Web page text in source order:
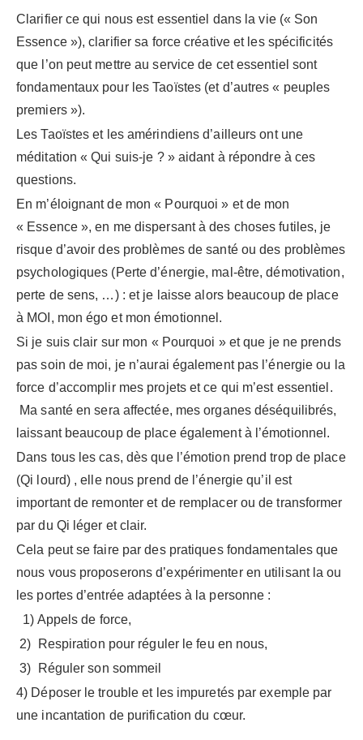
Clarifier ce qui nous est essentiel dans la vie (« Son
Essence »), clarifier sa force créative et les spécificités
que l’on peut mettre au service de cet essentiel sont
fondamentaux pour les Taoïstes (et d’autres « peuples
premiers »).
Les Taoïstes et les amérindiens d’ailleurs ont une
méditation « Qui suis-je ? » aidant à répondre à ces
questions.
En m’éloignant de mon « Pourquoi » et de mon
« Essence », en me dispersant à des choses futiles, je
risque d’avoir des problèmes de santé ou des problèmes
psychologiques (Perte d’énergie, mal-être, démotivation,
perte de sens, …) : et je laisse alors beaucoup de place
à MOI, mon égo et mon émotionnel.
Si je suis clair sur mon « Pourquoi » et que je ne prends
pas soin de moi, je n’aurai également pas l’énergie ou la
force d’accomplir mes projets et ce qui m’est essentiel.
Ma santé en sera affectée, mes organes déséquilibrés,
laissant beaucoup de place également à l’émotionnel.
Dans tous les cas, dès que l’émotion prend trop de place
(Qi lourd) , elle nous prend de l’énergie qu’il est
important de remonter et de remplacer ou de transformer
par du Qi léger et clair.
Cela peut se faire par des pratiques fondamentales que
nous vous proposerons d’expérimenter en utilisant la ou
les portes d’entrée adaptées à la personne :
1) Appels de force,
2)
Respiration pour réguler le feu en nous,
3)
Réguler son sommeil
4) Déposer le trouble et les impuretés par exemple par
une incantation de purification du cœur.